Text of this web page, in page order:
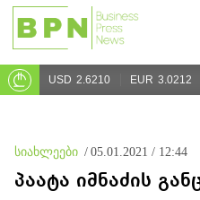
USD 2.6210 EUR 3.0212
სიახლეები / 05.01.2021 / 12:44
პაატა იმნაძის